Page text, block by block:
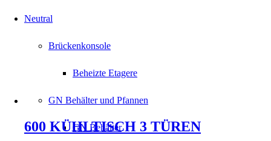
Neutral
Brückenkonsole
Beheizte Etagere
GN Behälter und Pfannen
GN Behälter
600 KÜHLTISCH 3 TÜREN